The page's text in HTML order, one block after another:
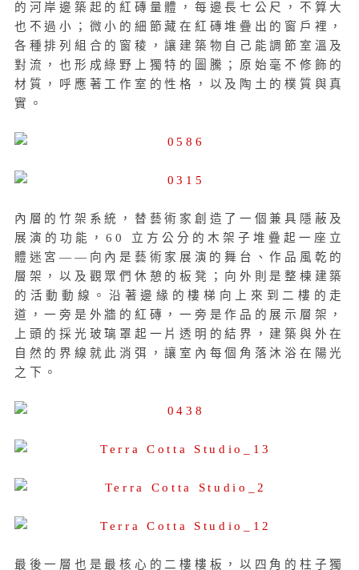
的河岸邊築起的紅磚量體，每邊長七公尺，不算大
也不過小；微小的細節藏在紅磚堆疊出的窗戶裡，
各種排列組合的窗稜，讓建築物自己能調節室溫及
對流，也形成綠野上獨特的圖騰；原始毫不修飾的
材質，呼應著工作室的性格，以及陶土的樸質與真
實。
內層的竹架系統，替藝術家創造了一個兼具隱蔽及
展演的功能，60 立方公分的木架子堆疊起一座立
體迷宮——向內是藝術家展演的舞台、作品風乾的
層架，以及觀眾們休憩的板凳；向外則是整棟建築
的活動動線。沿著邊緣的樓梯向上來到二樓的走
道，一旁是外牆的紅磚，一旁是作品的展示層架，
上頭的採光玻璃罩起一片透明的結界，建築與外在
自然的界線就此消弭，讓室內每個角落沐浴在陽光
之下。
最後一層也是最核心的二樓樓板，以四角的柱子獨